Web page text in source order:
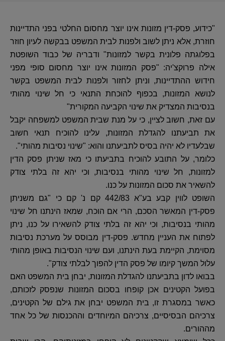
"כידוע, פסק-דין מזונות אינו יוצר מחסום החלטי בפני התדיינות
חוזרת, אלא ניתן לשוב ולפנות לבית המשפט בבקשה לעיון חוזר
בפלוגתה פלונית בקשר למזונות" ודבריה של כבוד השופטת
אילה פרוקצ'יה: "פסק המזונות אינו יוצר מחסום סופי מפני
חידוש ההתדיינות, וניתן לחזור ולפנות לבית המשפט בקשר
לנושא המזונות, בכפוף להוכחת התנאי כי חל שינוי מהותי
בנסיבות המצדיק את שינוי הקביעה המקורית"
עם זאת, חשוב לציין, כי על מנת שבית המשפט למשפחה יקבל
את תביעתנו להגדלת המזונות, עלינו להוכיח תנאי חשוב
שבלעדיו לא יהיה בסיס לתביעתנו והוא: "שינוי נסיבות מהותי".
כלומר, על התובע להוכיח בתביעתו כי מאז שניתן פסק הדין
למזונות, חל שינוי מהותי בנסיבות, וכי יהא זה בלתי צודק
להשאיר את סכום המזונות על כנו.
השופט לווין קבע בע"א 442/83 קם נ' קם כי "גם משניתן
פסק-דין המאשר הסכם, הרי אם הוכח, שמאז הינתנו חל שינוי
מהותי בנסיבות, וכי יהא זה בלתי צודק להשאירו על כנו, ניתן
לפתוח את העניין מחדש. פסק-דין מבוסס על מערכת נסיבות
מסוימת, הקיימת בעת הינתנו, ועם שינוי הנסיבות באופן מהותי
עלול המשך קיומו של פסק הדין להפוך לבלתי צודק".
בבואו לדון בתביעתנו להגדלת המזונות, יבחן בית המשפט האם
בפועל הקטינים אכן קופחו בסכום המזונות שנפסק לזכותם,
כאשר במסגרת זו, בית המשפט יבחן את גילם של הקטינים,
צרכיהם הבסיסיים, צרכיהם המיוחדים וההכנסות של כל אחד
מההורים.